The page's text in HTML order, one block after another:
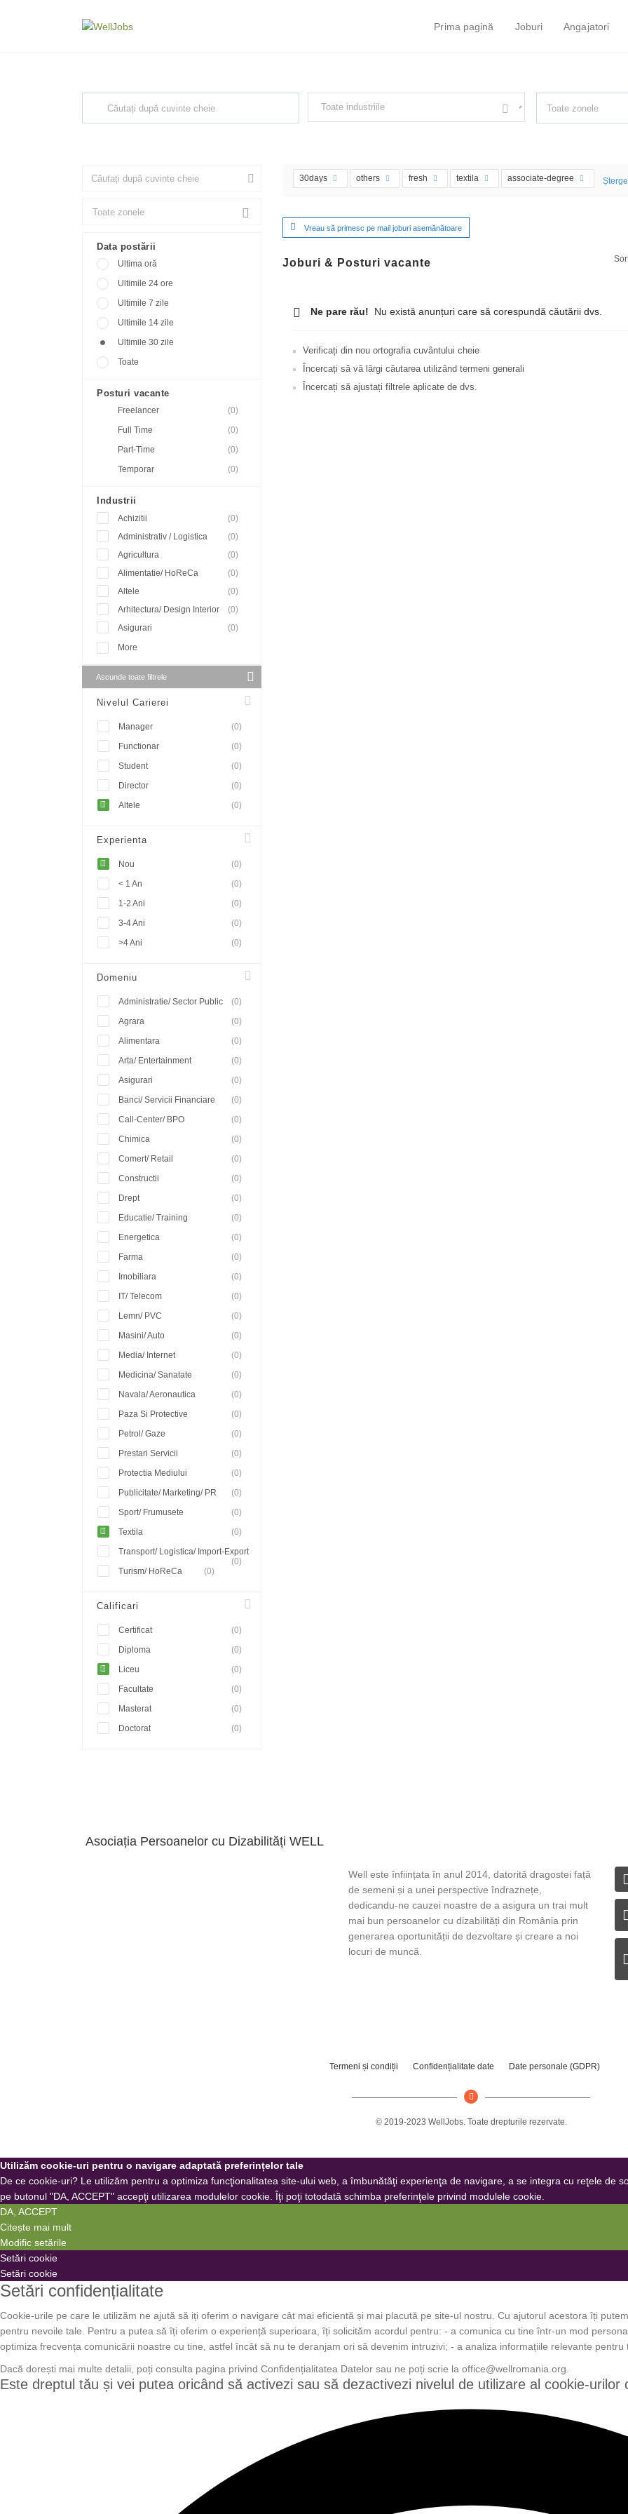
Prima pagină Joburi Angajatori
Data postării
Ultima oră
Ultimile 24 ore
Ultimile 7 zile
Ultimile 14 zile
Ultimile 30 zile
Toate
Posturi vacante
Freelancer
(0)
Full Time
(0)
Part-Time
(0)
Temporar
(0)
Industrii
Achizitii
(0)
Administrativ / Logistica
(0)
Agricultura
(0)
Alimentatie/ HoReCa
(0)
Altele
(0)
Arhitectura/ Design Interior
(0)
Asigurari
(0)
More
Ascunde toate filtrele
Nivelul Carierei
Manager
(0)
Functionar
(0)
Student
(0)
Director
(0)
Altele
(0)
Experienta
Nou
(0)
< 1 An
(0)
1-2 Ani
(0)
3-4 Ani
(0)
>4 Ani
(0)
Domeniu
Administratie/ Sector Public
(0)
Agrara
(0)
Alimentara
(0)
Arta/ Entertainment
(0)
Asigurari
(0)
Banci/ Servicii Financiare
(0)
Call-Center/ BPO
(0)
Chimica
(0)
Comert/ Retail
(0)
Constructii
(0)
Drept
(0)
Educatie/ Training
(0)
Energetica
(0)
Farma
(0)
Imobiliara
(0)
IT/ Telecom
(0)
Lemn/ PVC
(0)
Masini/ Auto
(0)
Media/ Internet
(0)
Medicina/ Sanatate
(0)
Navala/ Aeronautica
(0)
Paza Si Protective
(0)
Petrol/ Gaze
(0)
Prestari Servicii
(0)
Protectia Mediului
(0)
Publicitate/ Marketing/ PR
(0)
Sport/ Frumusete
(0)
Textila
(0)
Transport/ Logistica/ Import-Export
(0)
Turism/ HoReCa
(0)
Calificari
Certificat
(0)
Diploma
(0)
Liceu
(0)
Facultate
(0)
Masterat
(0)
Doctorat
(0)
30days others fresh textila associate-degree
Vreau să primesc pe mail joburi asemănătoare
Joburi & Posturi vacante
Ne pare rău! Nu există anunțuri care să corespundă căutării dvs.
Verificați din nou ortografia cuvântului cheie
Încercați să vă lărgi căutarea utilizând termeni generali
Încercați să ajustați filtrele aplicate de dvs.
Asociația Persoanelor cu Dizabilități WELL
Well este înființata în anul 2014, datorită dragostei față
de semeni și a unei perspective îndraznețe,
dedicandu-ne cauzei noastre de a asigura un trai mult
mai bun persoanelor cu dizabilități din România prin
generarea oportunității de dezvoltare și creare a noi
locuri de muncă.
Termeni și condiții Confidențialitate date Date personale (GDPR)
© 2019-2023 WellJobs. Toate drepturile rezervate.
Utilizăm cookie-uri pentru o navigare adaptată preferințelor tale
De ce cookie-uri? Le utilizăm pentru a optimiza funcţionalitatea site-ului web, a îmbunătăţi experienţa de navigare, a se integra cu reţele de
pe butonul "DA, ACCEPT" accepţi utilizarea modulelor cookie. Îţi poţi totodată schimba preferinţele privind modulele cookie.
DA, ACCEPT
Citește mai mult
Modific setările
Setări
cookie
box
Setări cookie
Setări
cookie
Setări cookie
Setări confidențialitate
Cookie-urile pe care le utilizăm ne ajută să iți oferim o navigare cât mai eficientă și mai placută pe site-ul nostru. Cu ajutorul acestora îți
pentru nevoile tale. Pentru a putea să îți oferim o experiență superioara, îți solicităm acordul pentru: - a comunica cu tine într-un mod
optimiza frecvența comunicării noastre cu tine, astfel încât să nu te deranjam ori să devenim intruzivi; - a analiza informațiile relevante
Dacă dorești mai multe detalii, poți consulta pagina privind Confidențialitatea Datelor sau ne poți scrie la office@wellromania.org.
Este dreptul tău și vei putea oricând să activezi sau să dezactivezi nivelul de utilizare al cookie-urilor